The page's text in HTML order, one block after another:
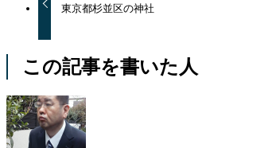
東京都杉並区の神社
この記事を書いた人